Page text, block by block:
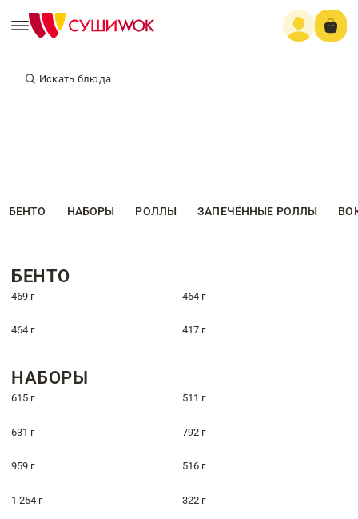
Искать блюда
БЕНТО НАБОРЫ РОЛЛЫ ЗАПЕЧЁННЫЕ РОЛЛЫ
БЕНТО
469 г 464 г
464 г 417 г
НАБОРЫ
615 г 511 г
631 г 792 г
959 г 516 г
1 254 г 322 г